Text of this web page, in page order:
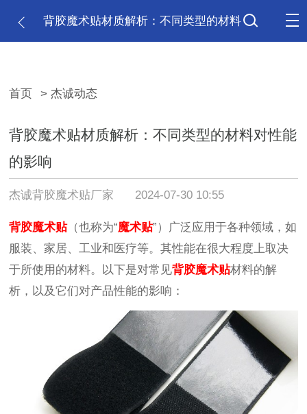
背胶魔术贴材质解析：不同类型的材料
首页 > 杰诚动态
背胶魔术贴材质解析：不同类型的材料对性能
的影响
杰诚背胶魔术贴厂家 2024-07-30 10:55
背胶魔术贴（也称为“魔术贴”）广泛应用于各种领域，如
服装、家居、工业和医疗等。其性能在很大程度上取决
于所使用的材料。以下是对常见背胶魔术贴材料的解
析，以及它们对产品性能的影响：